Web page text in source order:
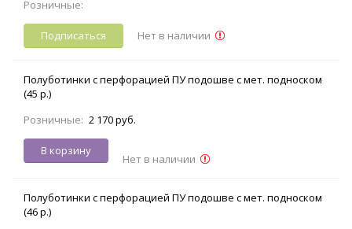
Розничные:
Подписаться Нет в наличии
Полуботинки с перфорацией ПУ подошве с мет. подноском
(45 р.)
Розничные: 2 170 руб.
В корзину
Нет в наличии
Полуботинки с перфорацией ПУ подошве с мет. подноском
(46 р.)